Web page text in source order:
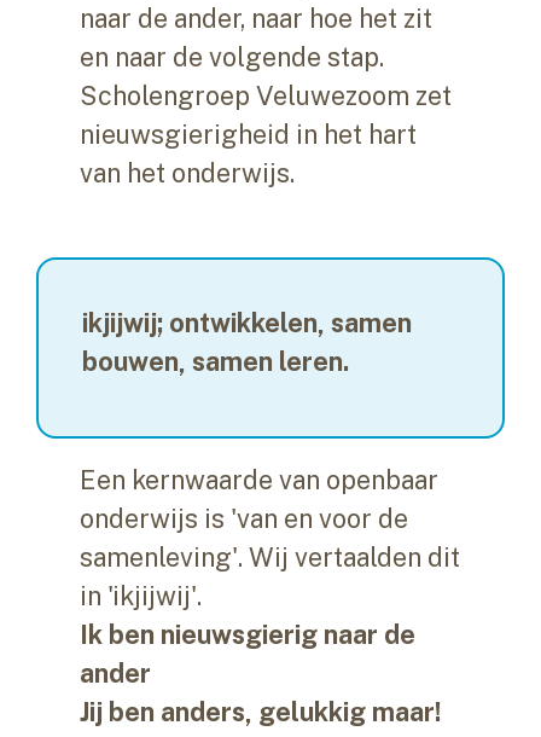
naar de ander, naar hoe het zit
en naar de volgende stap.
Scholengroep Veluwezoom zet
nieuwsgierigheid in het hart
van het onderwijs.
ikjijwij; ontwikkelen, samen
bouwen, samen leren.
Een kernwaarde van openbaar
onderwijs is 'van en voor de
samenleving'. Wij vertaalden dit
in 'ikjijwij'.
Ik ben nieuwsgierig naar de
ander
Jij ben anders, gelukkig maar!